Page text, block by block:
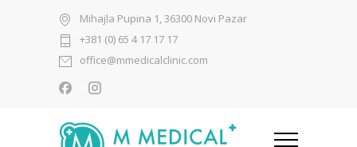
Mihajla Pupina 1, 36300 Novi Pazar
+381 (0) 65 4 17 17 17
office@mmedicalclinic.com